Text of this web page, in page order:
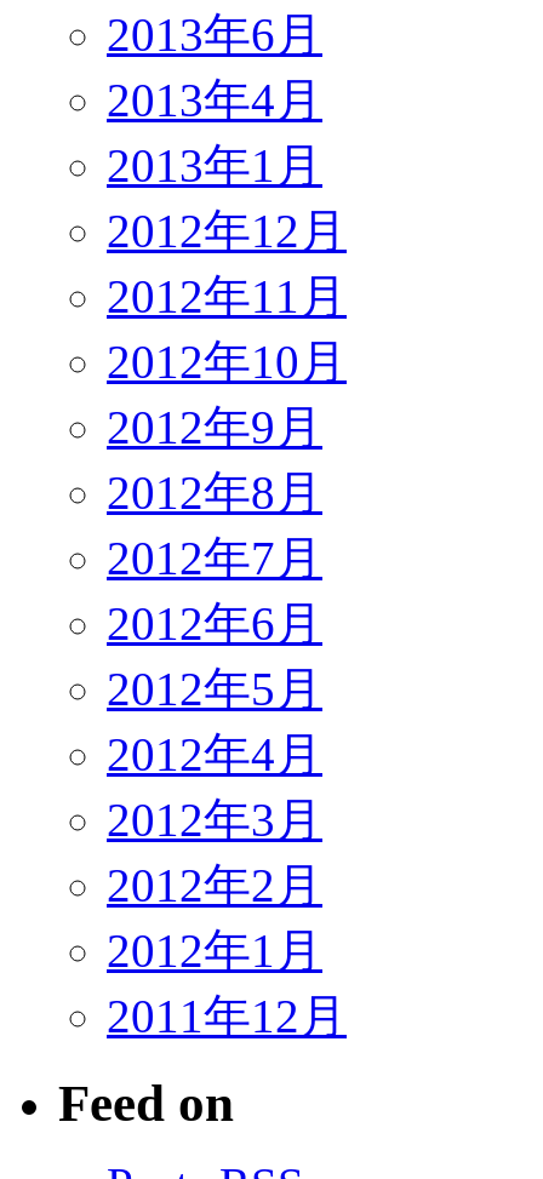
2013年6月
2013年4月
2013年1月
2012年12月
2012年11月
2012年10月
2012年9月
2012年8月
2012年7月
2012年6月
2012年5月
2012年4月
2012年3月
2012年2月
2012年1月
2011年12月
Feed on